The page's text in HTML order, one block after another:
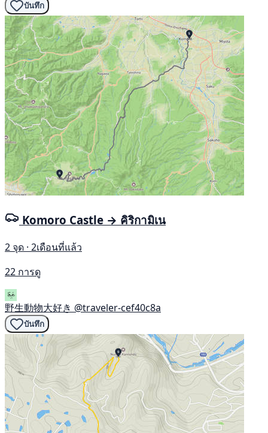
บันทึก
Komoro Castle → คิริกามิเน
2 จุด · 2เดือนที่แล้ว
22 การดู
野生動物大好き @traveler-cef40c8a
บันทึก